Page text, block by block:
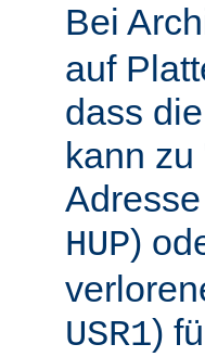
Bei
auf
dass
kann
HUP)
USR1)